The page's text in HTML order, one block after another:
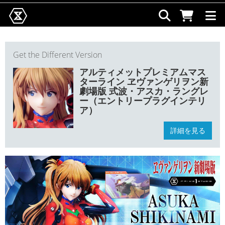
Get the Different Version
アルティメットプレミアムマス
ターライン ヱヴァンゲリヲン新
劇場版 式波・アスカ・ラングレ
ー（エントリープラグインテリ
ア）
詳細を見る